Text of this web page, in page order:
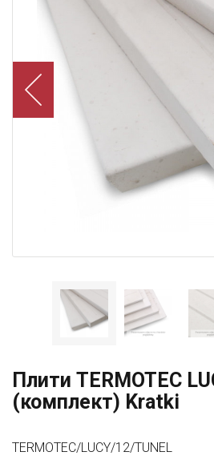
Плити TERMOTEC
(комплект) Kratki
TERMOTEC/LUCY/12/TUNEL